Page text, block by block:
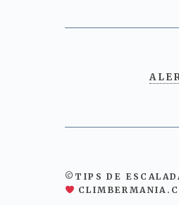
©TIPS DE